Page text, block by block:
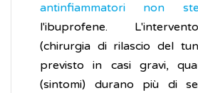
antinfiammatori non
l'ibuprofene.
(chirurgia di rilascio del
previsto in casi gravi,
(sintomi) durano più di